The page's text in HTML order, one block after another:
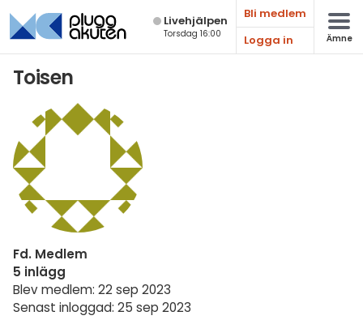
Live­hjälpen
Torsdag 16:00
Bli medlem
Logga in
Ämne
Toisen
Fd. Medlem
5 inlägg
Blev medlem: 22 sep 2023
Senast inloggad: 25 sep 2023
Matematik
Engelska